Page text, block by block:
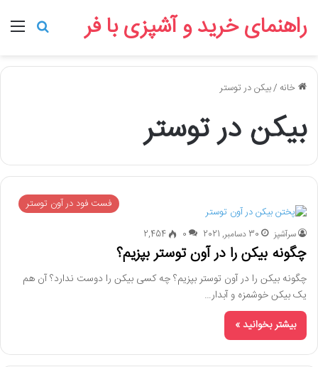
راهنمای خرید و آشپزی با فر
خانه /بیکن در توستر
بیکن در توستر
فست فود در آون توستر
سرآشپز 30 دسامبر, 2021 0
2,454
چگونه بیکن را در آون توستر بپزیم؟
چگونه بیکن را در آون توستر بپزیم؟ چه کسی بیکن را دوست ندارد؟ آن هم
یک بیکن خوشمزه و آبدار…
بیشتر بخوانید »